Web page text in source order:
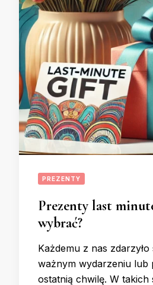
PREZENTY
Prezenty last
wybrać?
Każdemu z nas
ważnym wydarzeniu lub
ostatnią chwilę. W takich